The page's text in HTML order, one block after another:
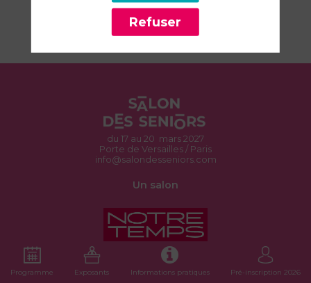
du 17 au 20 mars 2027
Porte de Versailles / Paris
info@salondesseniors.com
Un salon
Organisé par
Programme Exposants Informations pratiques Pré-inscription 2026
Refuser